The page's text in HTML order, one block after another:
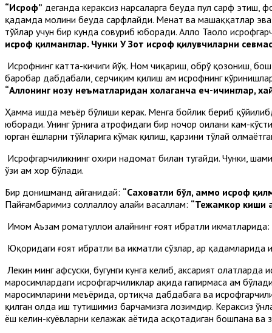
“Исроф” деганда кераксиз нарсаларга беҳуда пул сарф
қадамда молини беҳуда сарфлайди. Меҳнат ва машаққатлар
тўйлар учун бир кунда совуриб юборади. Аллоҳ Таоло
исроф қилманглар. Чунки У Зот исроф қилувчиларни
Исрофнинг катта-кичиги йўқ. Ном чиқариш, обрў қозониш,
баробар дабдабали, серчиқим қилиш ҳам исрофнинг
“Аллоҳнинг нозу неъматларидан хоҳлаганча еч-ичинглар,
Ҳамма ишда меъёр бўлиши керак. Менга бойлик бериб
юборади. Унинг ўрнига атрофидаги бир ночор оилани кам-
юрган ёшларни тўйларига кўмак қилиш, қарзини тўлай
Исрофгарчиликнинг охири надомат билан тугайди. Чунки,
ўзи ҳам хор бўлади.
Бир донишманд айганидай: “Саховатли бўл, аммо исроф
Пайғамбаримиз соллаллоҳу алайҳи васаллам: “Тежамкор киши
Имом Аъзам роҳматуллоҳи алайҳнинг ғоят ибратли ҳикматларида:
Юқоридаги ғоят ибратли ва ҳикматли сўзлар, ҳар
Лекин минг афсуски, бугунги кунга келиб, аксарият
маросимлардаги исрофгарчиликлар ҳақида гапирмаса ҳам
маросимларини меъёрида, ортиқча дабдабага ва
қилган ҳолда иш тутишимиз барчамизга лозимдир. Кераксиз
ёш келин-куёвларни келажак ҳаётида асқотадиган бошпана